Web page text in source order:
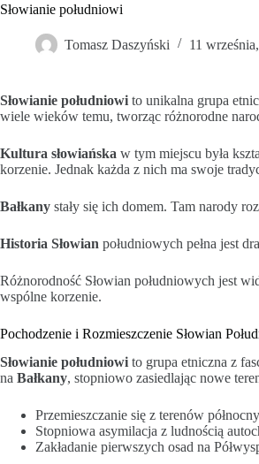
Słowianie południowi
Tomasz Daszyński 11
Słowianie południowi to unikalna grupa
wiele wieków temu, tworząc różnorodne
Kultura słowiańska w tym miejscu była
korzenie. Jednak każda z nich ma swoje
Bałkany stały się ich domem. Tam narody
Historia Słowian południowych pełna jest
Różnorodność Słowian południowych jest
wspólne korzenie.
Pochodzenie i Rozmieszczenie Słowian
Słowianie południowi to grupa etniczna z
na Bałkany, stopniowo zasiedlając nowe
Przemieszczanie się z terenów
Stopniowa asymilacja z ludnością
Zakładanie pierwszych osad na